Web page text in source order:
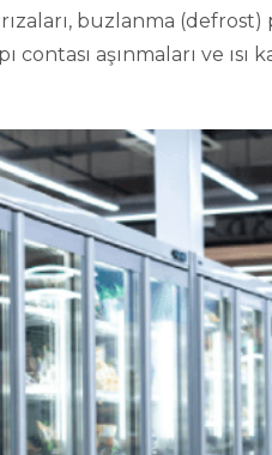
buzlanma
aşınmaları ve ısı